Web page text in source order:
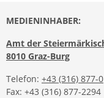
MEDIENINHABER:
Amt der
8010 Graz-Burg
Telefon: +43 (316) 877-0
Fax: +43 (316) 877-2294